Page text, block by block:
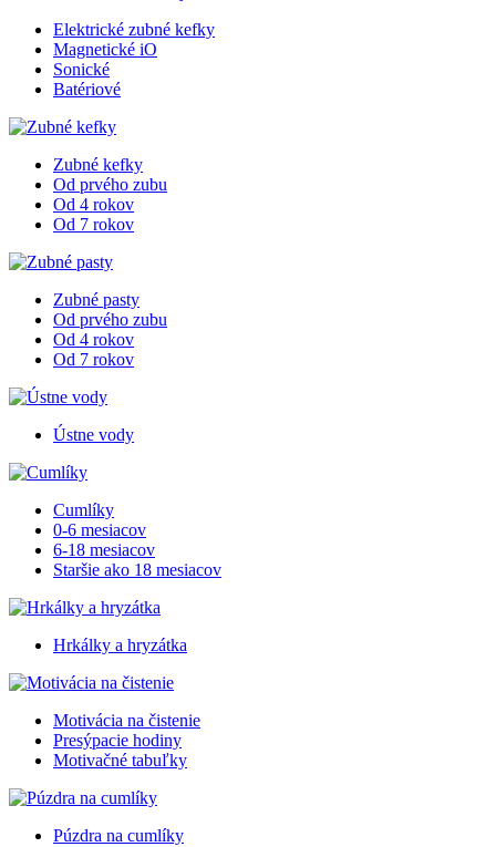
Elektrické zubné kefky
Magnetické iO
Sonické
Batériové
Zubné kefky
Od prvého zubu
Od 4 rokov
Od 7 rokov
Zubné pasty
Od prvého zubu
Od 4 rokov
Od 7 rokov
Ústne vody
Cumlíky
0-6 mesiacov
6-18 mesiacov
Staršie ako 18 mesiacov
Hrkálky a hryzátka
Motivácia na čistenie
Presýpacie hodiny
Motivačné tabuľky
Púzdra na cumlíky